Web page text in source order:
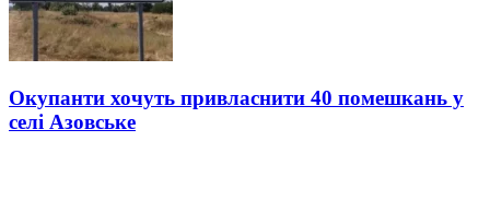
Окупанти хочуть привласнити 40 помешкань у
селі Азовське